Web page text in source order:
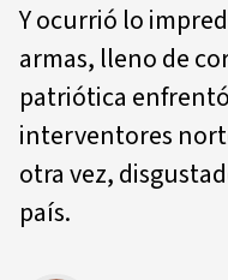
Y ocurrió lo
armas, lleno de
patriótica
interventores
otra vez,
país.